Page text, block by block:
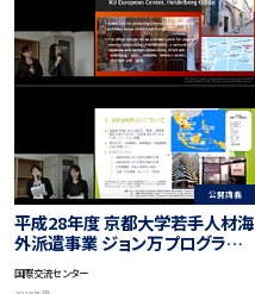
公開講義
平成28年度 京都大学若手人材海
外派遣事業 ジョン万プログラム
海外研修参加職員による帰国報
告会, 2016
国際交流センター